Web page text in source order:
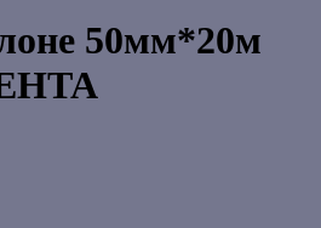
50мм*20м